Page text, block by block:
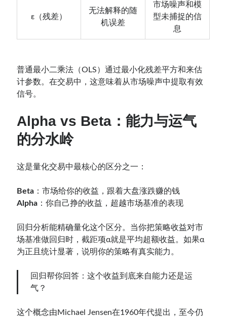
ε（残差）
无法解释的随
机误差
市场噪声和模
型未捕捉的信
息
普通最小二乘法（OLS）通过最小化残差平方和来估
计参数。在交易中，这意味着从市场噪声中提取有效
信号。
Alpha vs Beta：能力与运气
的分水岭
这是量化交易中最核心的区分之一：
Beta ：市场给你的收益，跟着大盘涨跌赚的钱
Alpha ：你自己挣的收益，超越市场基准的表现
回归分析能精确量化这个区分。当你把策略收益对市
场基准做回归时，截距项α就是平均超额收益。如果α
为正且统计显著，说明你的策略有真实能力。
回归帮你回答：这个收益到底来自能力还是运
气？
这个概念由Michael Jensen在1960年代提出，至今仍